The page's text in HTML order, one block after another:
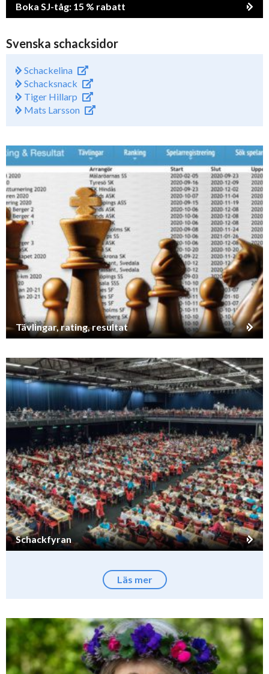
Boka SJ-tåg: 15 % rabatt
Svenska schacksidor
Schackelina
Schacksnack
Tiger Hillarp
Mats Larsson
Tävlingar, rating, resultat
Schackfyran
Läs mer